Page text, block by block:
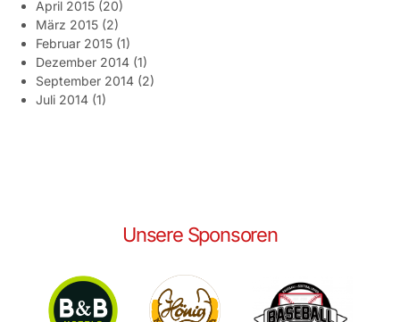
April 2015 (20)
März 2015 (2)
Februar 2015 (1)
Dezember 2014 (1)
September 2014 (2)
Juli 2014 (1)
Unsere Sponsoren